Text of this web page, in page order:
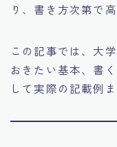
り、書き方次第で
この記事では、大
おきたい基本、書
して実際の記載例